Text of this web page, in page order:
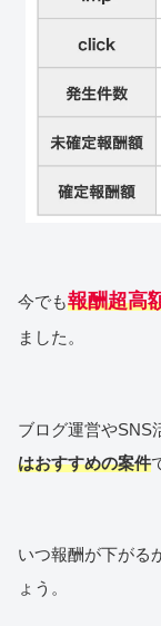
今でも報酬超高
ました。
ブログ運営やSNS
はおすすめの案件
いつ報酬が下がる
ょう。